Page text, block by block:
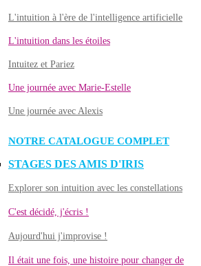
L'intuition à l'ère de l'intelligence artificielle
L'intuition dans les étoiles
Intuitez et Pariez
Une journée avec Marie-Estelle
Une journée avec Alexis
NOTRE CATALOGUE COMPLET
STAGES DES AMIS D'IRIS
Explorer son intuition avec les constellations
C'est décidé, j'écris !
Aujourd'hui j'improvise !
Il était une fois, une histoire pour changer de